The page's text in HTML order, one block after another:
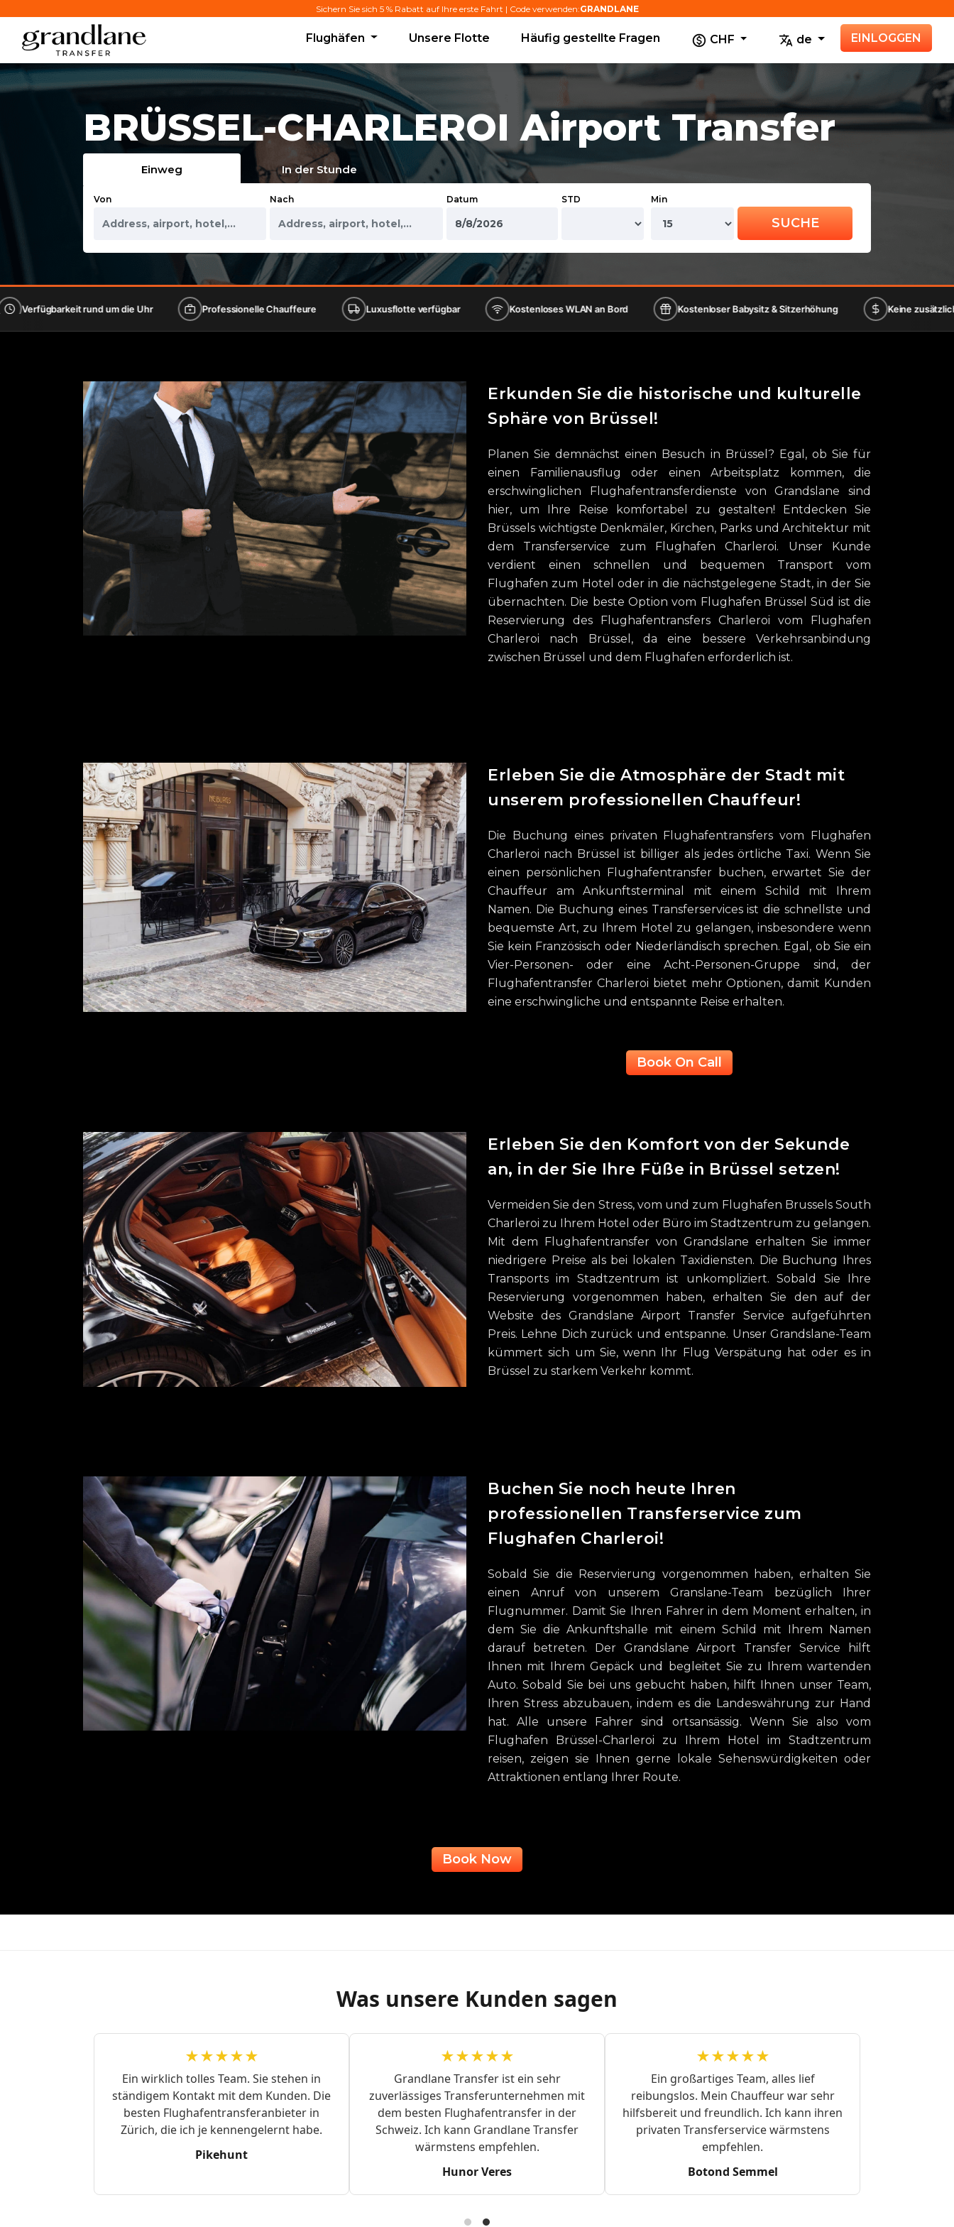
Sichern Sie sich 5 % Rabatt auf Ihre erste Fahrt | Code verwenden:GRANDLANE
Flughäfen Unsere Flotte Häufig gestellte Fragen CHF de EINLOGGEN
BRÜSSEL-CHARLEROI Airport Transfer
Einweg In der Stunde
Von Nach Datum STD Min
SUCHE
rund um die Uhr Professionelle Chauffeure Luxusflotte verfügbar Kostenloses WLAN an Bord Kostenloser Babysitz & Sitzerhöhung Keine zusätzlichen
Erkunden Sie die historische und kulturelle
Sphäre von Brüssel!
Planen Sie demnächst einen Besuch in Brüssel? Egal, ob Sie für
einen Familienausflug oder einen Arbeitsplatz kommen, die
erschwinglichen Flughafentransferdienste von Grandslane sind
hier, um Ihre Reise komfortabel zu gestalten! Entdecken Sie
Brüssels wichtigste Denkmäler, Kirchen, Parks und Architektur mit
dem Transferservice zum Flughafen Charleroi. Unser Kunde
verdient einen schnellen und bequemen Transport vom
Flughafen zum Hotel oder in die nächstgelegene Stadt, in der Sie
übernachten. Die beste Option vom Flughafen Brüssel Süd ist die
Reservierung des Flughafentransfers Charleroi vom Flughafen
Charleroi nach Brüssel, da eine bessere Verkehrsanbindung
zwischen Brüssel und dem Flughafen erforderlich ist.
Erleben Sie die Atmosphäre der Stadt mit
unserem professionellen Chauffeur!
Die Buchung eines privaten Flughafentransfers vom Flughafen
Charleroi nach Brüssel ist billiger als jedes örtliche Taxi. Wenn Sie
einen persönlichen Flughafentransfer buchen, erwartet Sie der
Chauffeur am Ankunftsterminal mit einem Schild mit Ihrem
Namen. Die Buchung eines Transferservices ist die schnellste und
bequemste Art, zu Ihrem Hotel zu gelangen, insbesondere wenn
Sie kein Französisch oder Niederländisch sprechen. Egal, ob Sie ein
Vier-Personen- oder eine Acht-Personen-Gruppe sind, der
Flughafentransfer Charleroi bietet mehr Optionen, damit Kunden
eine erschwingliche und entspannte Reise erhalten.
Book On Call
Erleben Sie den Komfort von der Sekunde
an, in der Sie Ihre Füße in Brüssel setzen!
Vermeiden Sie den Stress, vom und zum Flughafen Brussels South
Charleroi zu Ihrem Hotel oder Büro im Stadtzentrum zu gelangen.
Mit dem Flughafentransfer von Grandslane erhalten Sie immer
niedrigere Preise als bei lokalen Taxidiensten. Die Buchung Ihres
Transports im Stadtzentrum ist unkompliziert. Sobald Sie Ihre
Reservierung vorgenommen haben, erhalten Sie den auf der
Website des Grandslane Airport Transfer Service aufgeführten
Preis. Lehne Dich zurück und entspanne. Unser Grandslane-Team
kümmert sich um Sie, wenn Ihr Flug Verspätung hat oder es in
Brüssel zu starkem Verkehr kommt.
Buchen Sie noch heute Ihren
professionellen Transferservice zum
Flughafen Charleroi!
Sobald Sie die Reservierung vorgenommen haben, erhalten Sie
einen Anruf von unserem Granslane-Team bezüglich Ihrer
Flugnummer. Damit Sie Ihren Fahrer in dem Moment erhalten, in
dem Sie die Ankunftshalle mit einem Schild mit Ihrem Namen
darauf betreten. Der Grandslane Airport Transfer Service hilft
Ihnen mit Ihrem Gepäck und begleitet Sie zu Ihrem wartenden
Auto. Sobald Sie bei uns gebucht haben, hilft Ihnen unser Team,
Ihren Stress abzubauen, indem es die Landeswährung zur Hand
hat. Alle unsere Fahrer sind ortsansässig. Wenn Sie also vom
Flughafen Brüssel-Charleroi zu Ihrem Hotel im Stadtzentrum
reisen, zeigen sie Ihnen gerne lokale Sehenswürdigkeiten oder
Attraktionen entlang Ihrer Route.
Book Now
Was unsere Kunden sagen
★★★★★
Ein wirklich tolles Team. Sie stehen in
ständigem Kontakt mit dem Kunden. Die
besten Flughafentransferanbieter in
Zürich, die ich je kennengelernt habe.
Pikehunt
★★★★★
Grandlane Transfer ist ein sehr
zuverlässiges Transferunternehmen mit
dem besten Flughafentransfer in der
Schweiz. Ich kann Grandlane Transfer
wärmstens empfehlen.
Hunor Veres
★★★★★
Ein großartiges Team, alles lief
reibungslos. Mein Chauffeur war sehr
hilfsbereit und freundlich. Ich kann ihren
privaten Transferservice wärmstens
empfehlen.
Botond Semmel